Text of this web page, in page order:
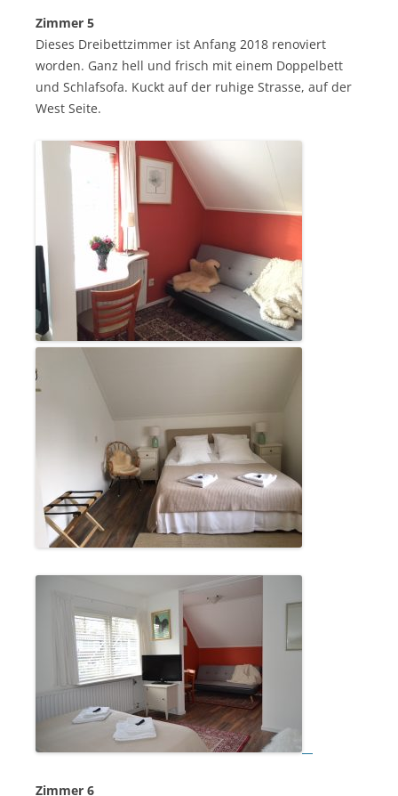
Zimmer 5
Dieses Dreibettzimmer ist Anfang 2018 renoviert
worden. Ganz hell und frisch mit einem Doppelbett
und Schlafsofa. Kuckt auf der ruhige Strasse, auf der
West Seite.
Zimmer 6